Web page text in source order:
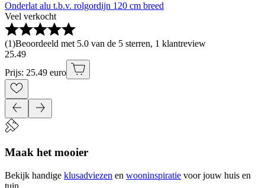
Onderlat alu t.b.v. rolgordijn 120 cm breed
Veel verkocht
(1)Beoordeeld met 5.0 van de 5 sterren, 1 klantreview
25.49
Prijs: 25.49 euro
Maak het mooier
Bekijk handige klusadviezen en wooninspiratie voor jouw huis en
tuin.